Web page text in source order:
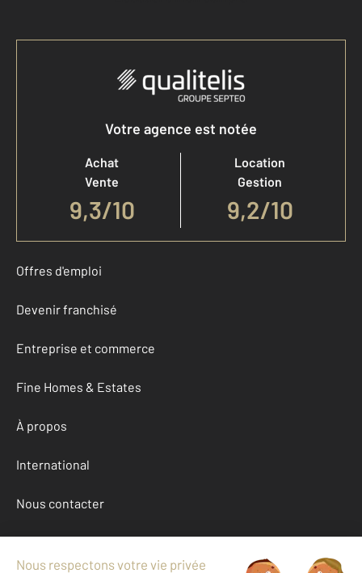
Votre agence est notée
Achat
Vente
9,3/10
Location
Gestion
9,2/10
Offres d'emploi
Devenir franchisé
Entreprise et commerce
Fine Homes & Estates
À propos
International
Nous contacter